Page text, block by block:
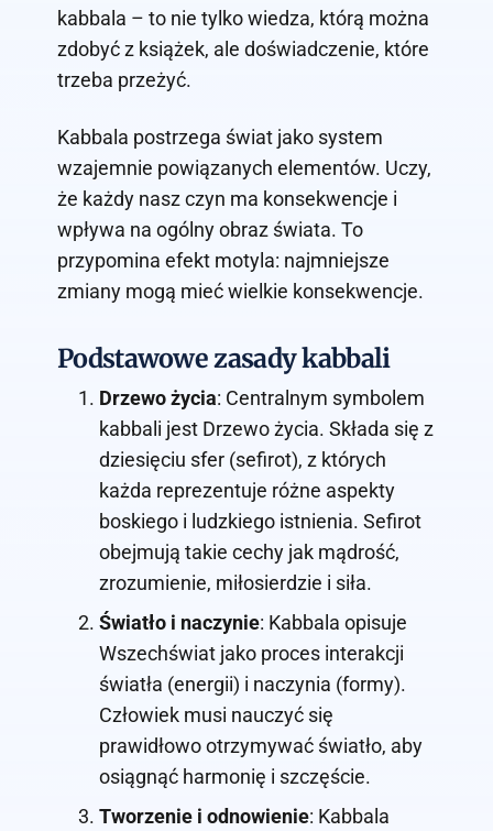
kabbala – to nie tylko wiedza, którą można
zdobyć z książek, ale doświadczenie, które
trzeba przeżyć.
Kabbala postrzega świat jako system
wzajemnie powiązanych elementów. Uczy,
że każdy nasz czyn ma konsekwencje i
wpływa na ogólny obraz świata. To
przypomina efekt motyla: najmniejsze
zmiany mogą mieć wielkie konsekwencje.
Podstawowe zasady kabbali
Drzewo życia: Centralnym symbolem
kabbali jest Drzewo życia. Składa się z
dziesięciu sfer (sefirot), z których
każda reprezentuje różne aspekty
boskiego i ludzkiego istnienia. Sefirot
obejmują takie cechy jak mądrość,
zrozumienie, miłosierdzie i siła.
Światło i naczynie: Kabbala opisuje
Wszechświat jako proces interakcji
światła (energii) i naczynia (formy).
Człowiek musi nauczyć się
prawidłowo otrzymywać światło, aby
osiągnąć harmonię i szczęście.
Tworzenie i odnowienie: Kabbala